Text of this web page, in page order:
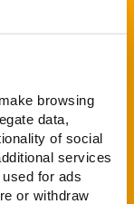
browsing
data,
of social
services
for ads
or withdraw